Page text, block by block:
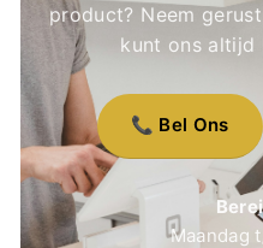
product? Neem
kunt ons altijd
📞 Bel Ons
Maandag